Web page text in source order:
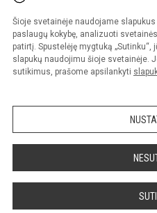
Šioje svetainėje naudojame
paslaugų kokybę, analizuoti
patirtį. Spustelėję mygtuką
slapukų naudojimu šioje svetainėje.
sutikimus, prašome apsilankyti
© 2022. Plungės Senamiesčio
Kopijuoti turinį be raštiško
Prieinamumo
Sumanus būdas atnaujinti